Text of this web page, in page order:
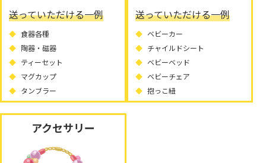
送っていただける一例
食器各種
陶器・磁器
ティーセット
マグカップ
タンブラー
送っていただける一例
ベビーカー
チャイルドシート
ベビーベッド
ベビーチェア
抱っこ紐
アクセサリー